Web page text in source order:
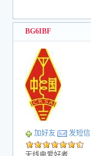
BG6IBF
加好友 发短信